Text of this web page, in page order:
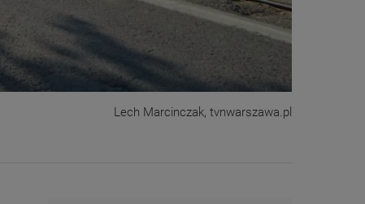
Lech Marcinczak, tvnwarszawa.pl